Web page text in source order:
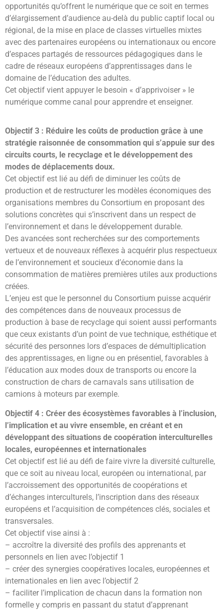
opportunités qu’offrent le numérique que ce soit en termes
d’élargissement d’audience au-delà du public captif local ou
régional, de la mise en place de classes virtuelles mixtes
avec des partenaires européens ou internationaux ou encore
d’espaces partagés de ressources pédagogiques dans le
cadre de réseaux européens d’apprentissages dans le
domaine de l’éducation des adultes.
Cet objectif vient appuyer le besoin « d’apprivoiser » le
numérique comme canal pour apprendre et enseigner.
Objectif 3 : Réduire les coûts de production grâce à une
stratégie raisonnée de consommation qui s’appuie sur des
circuits courts, le recyclage et le développement des
modes de déplacements doux.
Cet objectif est lié au défi de diminuer les coûts de
production et de restructurer les modèles économiques des
organisations membres du Consortium en proposant des
solutions concrètes qui s’inscrivent dans un respect de
l’environnement et dans le développement durable.
Des avancées sont recherchées sur des comportements
vertueux et de nouveaux réflexes à acquérir plus respectueux
de l’environnement et soucieux d’économie dans la
consommation de matières premières utiles aux productions
créées.
L’enjeu est que le personnel du Consortium puisse acquérir
des compétences dans de nouveaux processus de
production à base de recyclage qui soient aussi performants
que ceux existants d’un point de vue technique, esthétique et
sécurité des personnes lors d’espaces de démultiplication
des apprentissages, en ligne ou en présentiel, favorables à
l’éducation aux modes doux de transports ou encore la
construction de chars de carnavals sans utilisation de
camions à moteurs par exemple.
Objectif 4 : Créer des écosystèmes favorables à l’inclusion,
l’implication et au vivre ensemble, en créant et en
développant des situations de coopération interculturelles
locales, européennes et internationales
Cet objectif est lié au défi de faire vivre la diversité culturelle,
que ce soit au niveau local, européen ou international, par
l’accroissement des opportunités de coopérations et
d’échanges interculturels, l’inscription dans des réseaux
européens et l’acquisition de compétences clés, sociales et
transversales.
Cet objectif vise ainsi à :
– accroître la diversité des profils des apprenants et
personnels en lien avec l’objectif 1
– créer des synergies coopératives locales, européennes et
internationales en lien avec l’objectif 2
– faciliter l’implication de chacun dans la formation non
formelle y compris en passant du statut d’apprenant